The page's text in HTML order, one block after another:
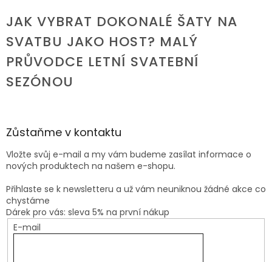
JAK VYBRAT DOKONALÉ ŠATY NA
SVATBU JAKO HOST? MALÝ
PRŮVODCE LETNÍ SVATEBNÍ
SEZÓNOU
Zůstaňme v kontaktu
Vložte svůj e-mail a my vám budeme zasílat informace o
nových produktech na našem e-shopu.
Přihlaste se k newsletteru a už vám neuniknou žádné akce co
chystáme
Dárek pro vás: sleva 5% na první nákup
E-mail